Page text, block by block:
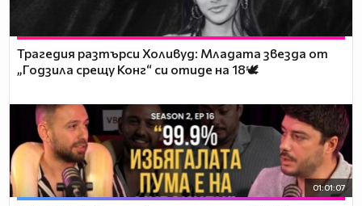
Трагедия разтърси Холивуд: Младата звезда от
„Годзила срещу Конг“ си отиде на 18🕊️
01:01:07